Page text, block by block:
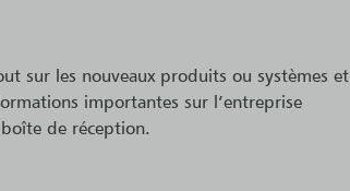
sur les nouveaux produits ou systèmes et
importantes sur l’entreprise
de réception.